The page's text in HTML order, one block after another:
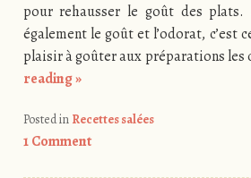
pour rehausser le goût des plats.
également le goût et l’odorat, c’est
plaisir à goûter aux préparations les
reading»
Posted in Recettes salées
1 Comment